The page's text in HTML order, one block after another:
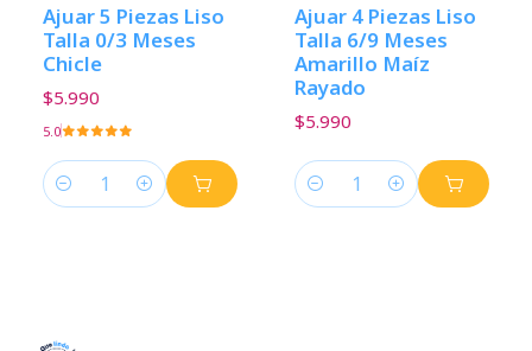
Ajuar 5 Piezas Liso
Talla 0/3 Meses
Chicle
$5.990
5.0
Cantidad
Ajuar 4 Piezas Liso
Talla 6/9 Meses
Amarillo Maíz
Rayado
$5.990
Cantidad